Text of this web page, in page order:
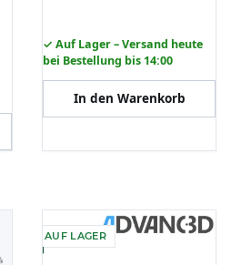
✓ Auf Lager – Versand heute
bei Bestellung bis 14:00
In den Warenkorb
AUF LAGER